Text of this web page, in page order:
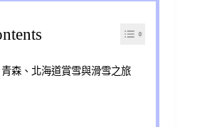
青森、北海道賞雪與滑雪之旅